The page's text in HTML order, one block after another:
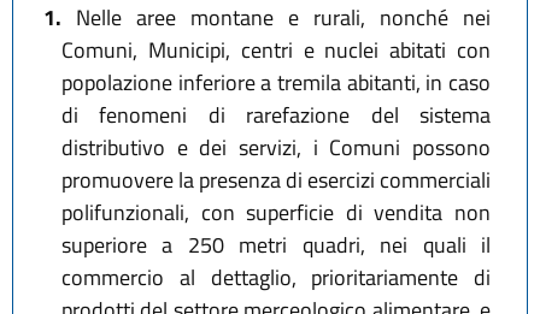
1. Nelle aree montane e rurali, nonché nei
Comuni, Municipi, centri e nuclei abitati con
popolazione inferiore a tremila abitanti, in caso
di fenomeni di rarefazione del sistema
distributivo e dei servizi, i Comuni possono
promuovere la presenza di esercizi commerciali
polifunzionali, con superficie di vendita non
superiore a 250 metri quadri, nei quali il
commercio al dettaglio, prioritariamente di